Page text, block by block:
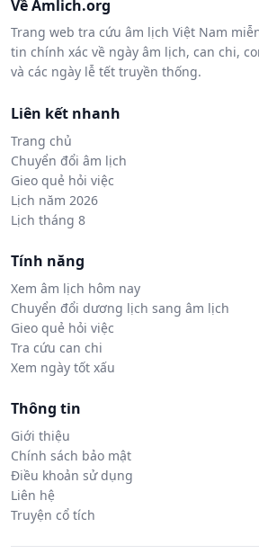
Về Amlich.org
Trang web tra cứu âm lịch Việt Nam
tin chính xác về ngày âm lịch, can chi,
và các ngày lễ tết truyền thống.
Liên kết nhanh
Trang chủ
Chuyển đổi âm lịch
Gieo quẻ hỏi việc
Lịch năm 2026
Lịch tháng 8
Tính năng
Xem âm lịch hôm nay
Chuyển đổi dương lịch sang âm lịch
Gieo quẻ hỏi việc
Tra cứu can chi
Xem ngày tốt xấu
Thông tin
Giới thiệu
Chính sách bảo mật
Điều khoản sử dụng
Liên hệ
Truyện cổ tích